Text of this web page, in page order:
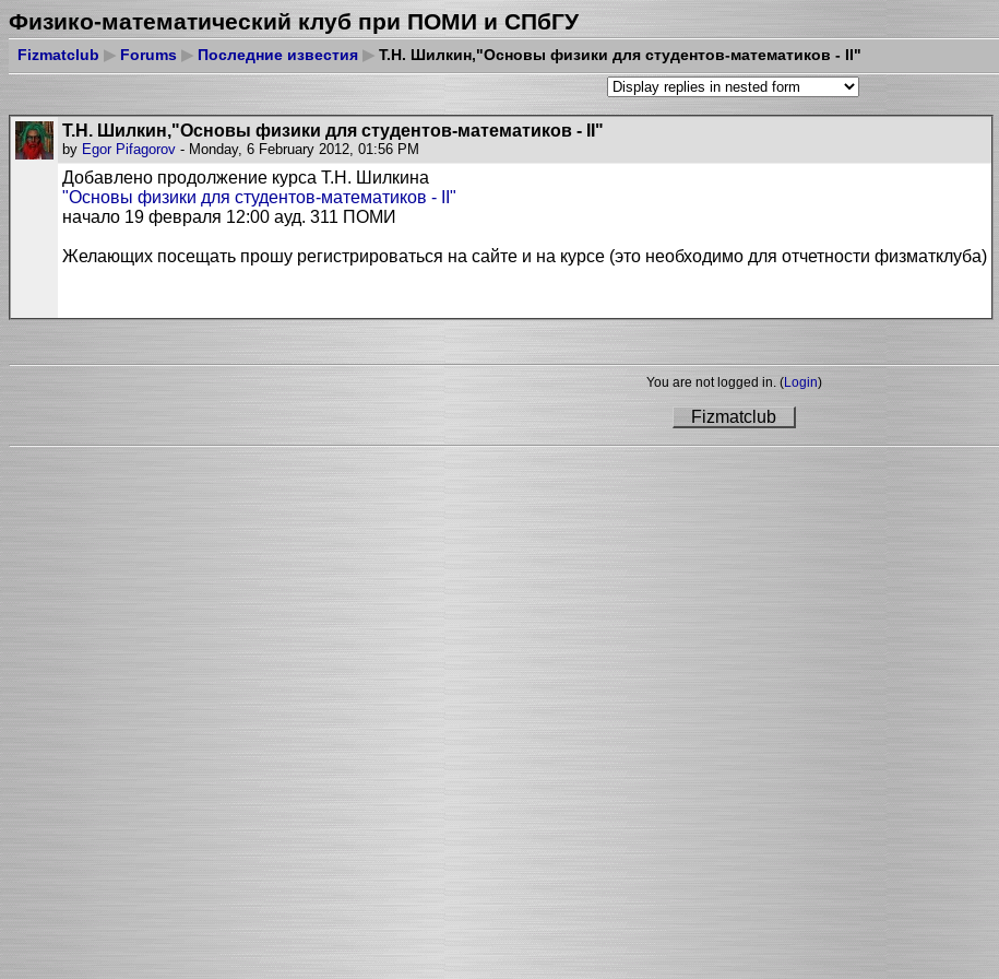
Физико-математический клуб при ПОМИ и СПбГУ
Fizmatclub ▶ Forums ▶ Последние известия ▶ Т.Н. Шилкин,"Основы физики для студентов-математиков - II"
Т.Н. Шилкин,"Основы физики для студентов-математиков - II"
by Egor Pifagorov - Monday, 6 February 2012, 01:56 PM
Добавлено продолжение курса Т.Н. Шилкина
"Основы физики для студентов-математиков - II"
начало 19 февраля 12:00 ауд. 311 ПОМИ
Желающих посещать прошу регистрироваться на сайте и на курсе (это необходимо для отчетности физматклуба)
You are not logged in. (Login)
Fizmatclub